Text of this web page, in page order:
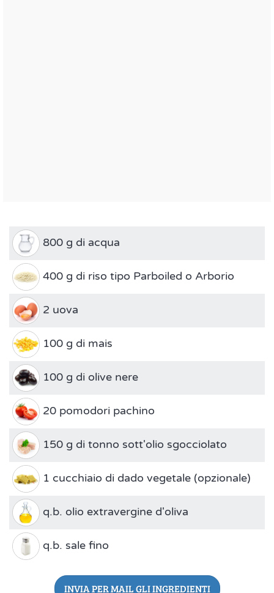
800 g di acqua
400 g di riso tipo Parboiled o Arborio
2 uova
100 g di mais
100 g di olive nere
20 pomodori pachino
150 g di tonno sott'olio sgocciolato
1 cucchiaio di dado vegetale (opzionale)
q.b. olio extravergine d'oliva
q.b. sale fino
INVIA PER MAIL GLI INGREDIENTI